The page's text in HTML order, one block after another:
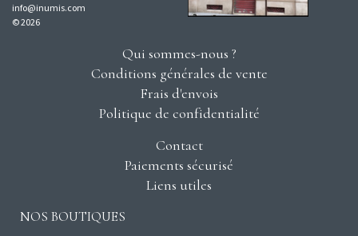
info@inumis.com
© 2026
Qui sommes-nous ?
Conditions générales de vente
Frais d'envois
Politique de confidentialité
Contact
Paiements sécurisé
Liens utiles
NOS BOUTIQUES